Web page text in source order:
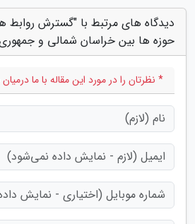
دیدگاه های مرتبط با "گسترش روابط
حوزه ها بین خراسان شمالی و
* نظرتان را در مورد این مقاله با ما درمیان